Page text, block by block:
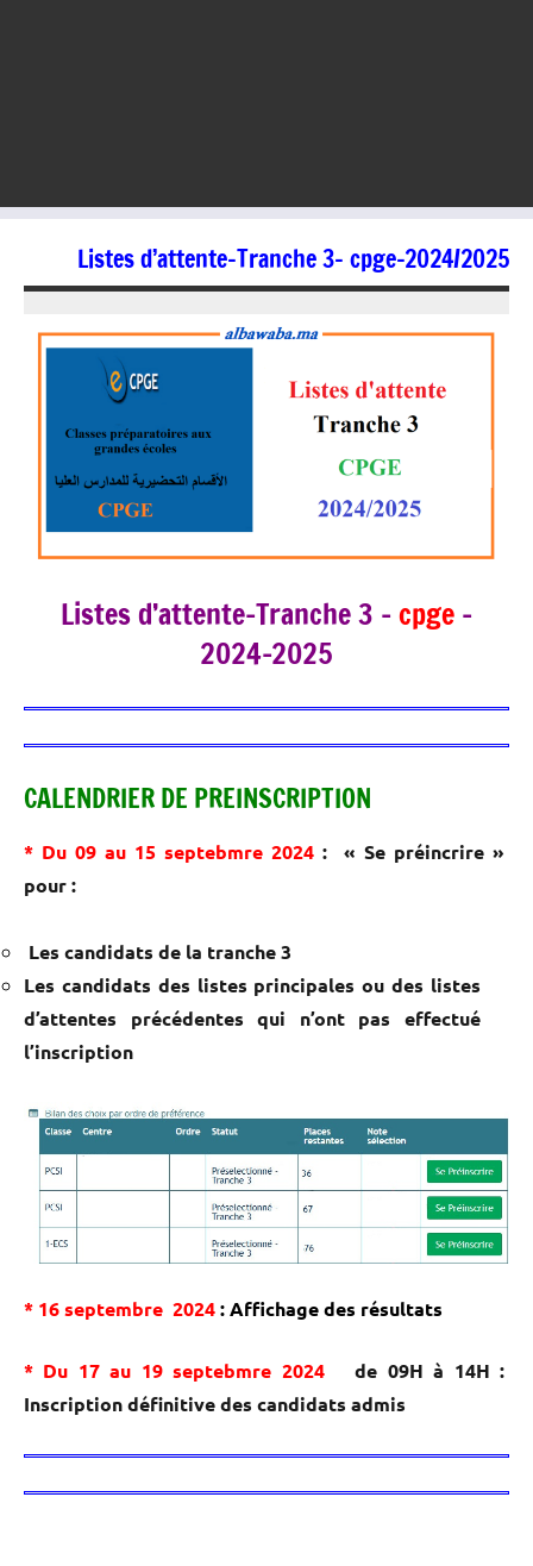
Listes d’attente-Tranche 3- cpge-2024/2025
Listes d’attente-Tranche 3 –cpge –
2024-2025
CALENDRIER DE PREINSCRIPTION
* Du 09 au 15 septebmre 2024 : « Se préincrire »
pour :
Les candidats de la tranche 3
Les candidats des listes principales ou des listes
d’attentes précédentes qui n’ont pas effectué
l’inscription
* 16 septembre 2024: Affichage des résultats
* Du 17 au 19 septebmre 2024de 09H à 14H :
Inscription définitive des candidats admis